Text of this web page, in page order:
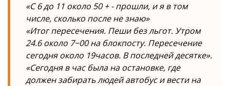
«С 6 до 11 около 50 + - прошли, и я в том
числе, сколько после не знаю»
«Итог пересечения. Пеши без льгот. Утром
24.6 около 7−00 на блокпосту. Пересечение
сегодня около 19часов. В последней десятке».
«Сегодня в час была на остановке, где
должен забирать людей автобус и вести на